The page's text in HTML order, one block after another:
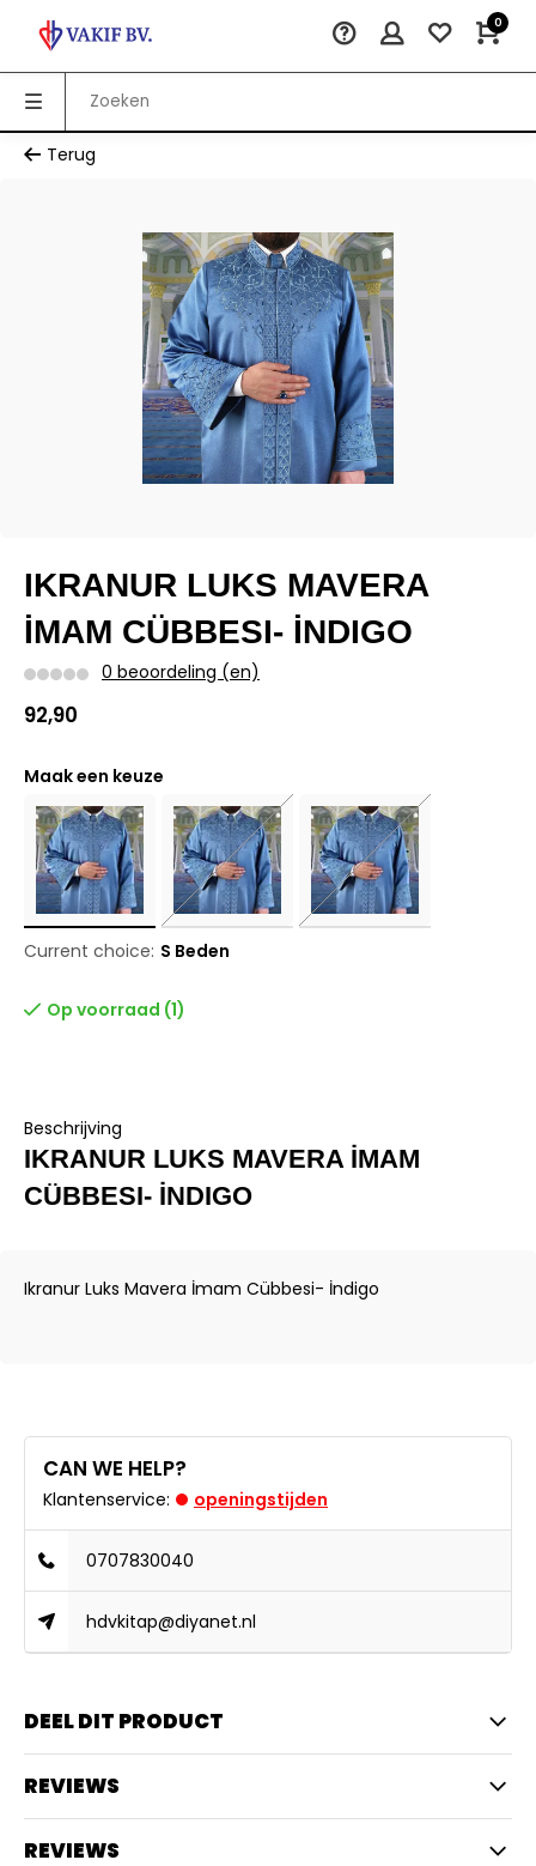
0
Terug
IKRANUR LUKS MAVERA
İMAM CÜBBESI- İNDIGO
0 beoordeling (en)
92,90
Maak een keuze
Current choice: S Beden
Op voorraad (1)
Beschrijving
IKRANUR LUKS MAVERA İMAM
CÜBBESI- İNDIGO
Ikranur Luks Mavera İmam Cübbesi- İndigo
CAN WE HELP?
Klantenservice: openingstijden
0707830040
hdvkitap@diyanet.nl
DEEL DIT PRODUCT
REVIEWS
REVIEWS